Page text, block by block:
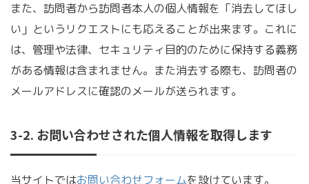
また、訪問者から訪問者本人の個人情報を「消去してほし
い」というリクエストにも応えることが出来ます。これに
は、管理や法律、セキュリティ目的のために保持する義務
がある情報は含まれません。また消去する際も、訪問者の
メールアドレスに確認のメールが送られます。
3-2. お問い合わせされた個人情報を取得します
当サイトではお問い合わせフォームを設けています。